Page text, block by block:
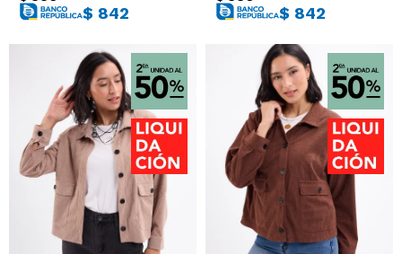
$ 842 $ 842